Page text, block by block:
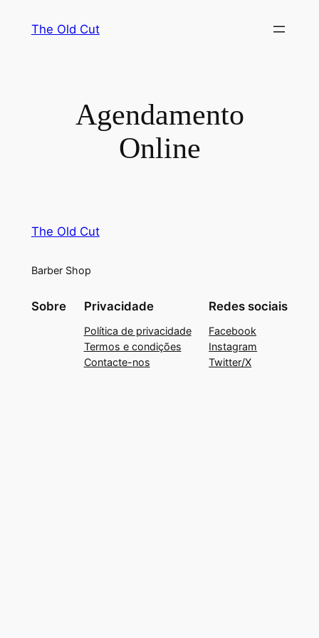
The Old Cut
Agendamento
Online
The Old Cut
Barber Shop
Sobre Privacidade
Política de privacidade
Termos e condições
Contacte-nos
Redes sociais
Facebook
Instagram
Twitter/X